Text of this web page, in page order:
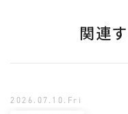
関連
2026.07.10.Fri